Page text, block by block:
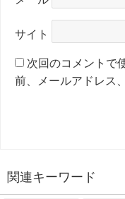
サイト
次回のコメントで
前、メールアドレス
関連キーワード